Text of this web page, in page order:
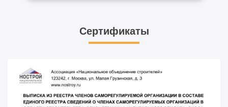
Сертификаты